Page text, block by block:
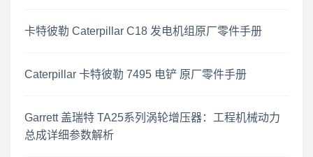
临工重机 LGMG SS0407ER 剪叉式高空作业平台 · 零件图册更新
卡特彼勒 Caterpillar C18 发电机组原厂零件手册
Caterpillar 卡特彼勒 7495 电铲 原厂零件手册
Garrett 盖瑞特 TA25系列涡轮增压器：工程机械动力
总成详细参数解析